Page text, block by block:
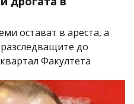
остават в ареста, а
до
Факултета